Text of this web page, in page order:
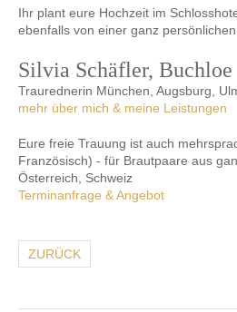
Ihr plant eure Hochzeit im
ebenfalls von einer ganz
Silvia Schäfler, Buchloe
Traurednerin München, Augsburg,
mehr über mich & meine Leistungen
Eure freie Trauung ist auch
Französisch) - für Brautpaare aus
Österreich, Schweiz
Terminanfrage & Angebot
ZURÜCK